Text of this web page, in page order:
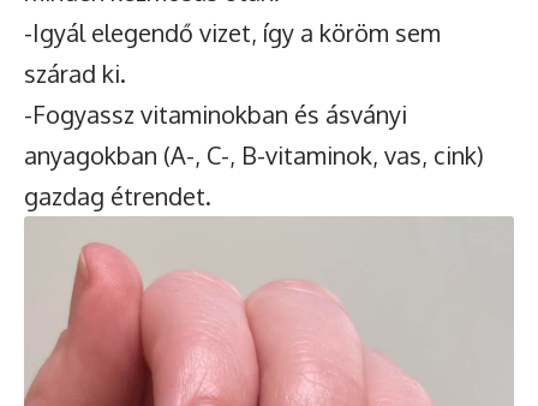
-Igyál elegendő vizet, így a köröm sem
szárad ki.
-Fogyassz vitaminokban és ásványi
anyagokban (A-, C-, B-vitaminok, vas, cink)
gazdag étrendet.